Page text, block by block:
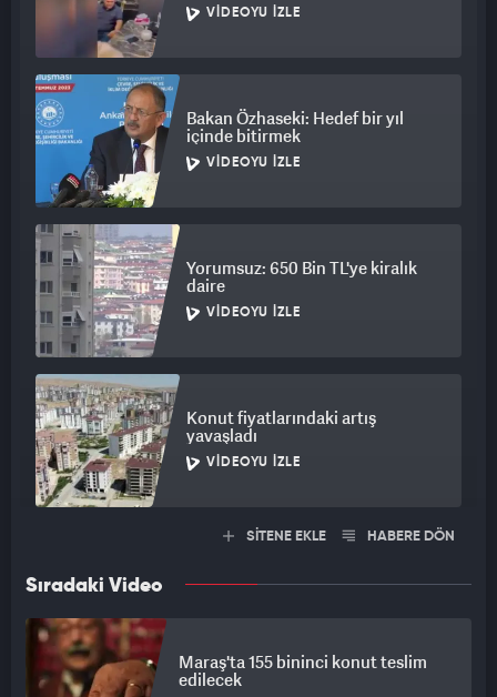
VIDEOYU İZLE
Bakan Özhaseki: Hedef bir yıl
içinde bitirmek
VIDEOYU İZLE
Yorumsuz: 650 Bin TL'ye kiralık
daire
VIDEOYU İZLE
Konut fiyatlarındaki artış
yavaşladı
VIDEOYU İZLE
SİTENE EKLE HABERE DÖN
Sıradaki Video
Maraş'ta 155 bininci konut teslim
edilecek